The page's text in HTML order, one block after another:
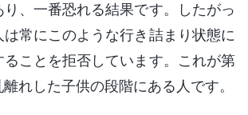
、一番恐れる結果です。したがっ
常にこのような行き詰まり状態に
ことを拒否しています。これが第
れした子供の段階にある人です。